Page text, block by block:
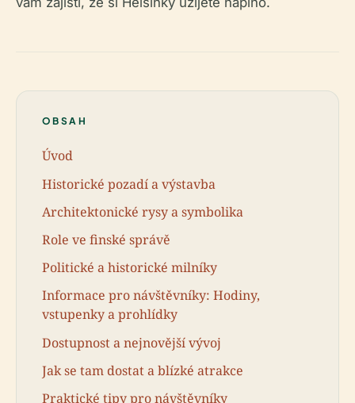
OBSAH
Úvod
Historické pozadí a výstavba
Architektonické rysy a symbolika
Role ve finské správě
Politické a historické milníky
Informace pro návštěvníky: Hodiny,
vstupenky a prohlídky
Dostupnost a nejnovější vývoj
Jak se tam dostat a blízké atrakce
Praktické tipy pro návštěvníky